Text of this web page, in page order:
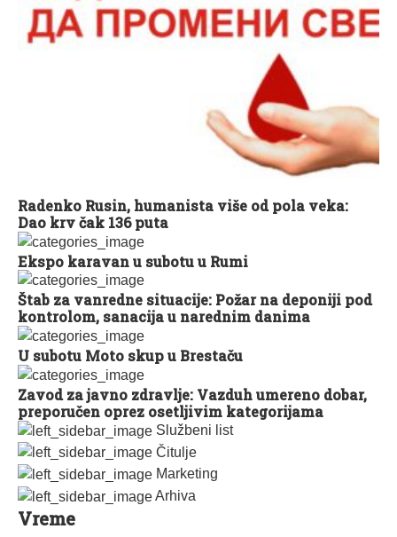
Službeni list
Čitulje
Marketing
Arhiva
Vreme
Radenko Rusin, humanista više od pola veka:
Dao krv čak 136 puta
Ekspo karavan u subotu u Rumi
Štab za vanredne situacije: Požar na deponiji pod
kontrolom, sanacija u narednim danima
U subotu Moto skup u Brestaču
Zavod za javno zdravlje: Vazduh umereno dobar,
preporučen oprez osetljivim kategorijama